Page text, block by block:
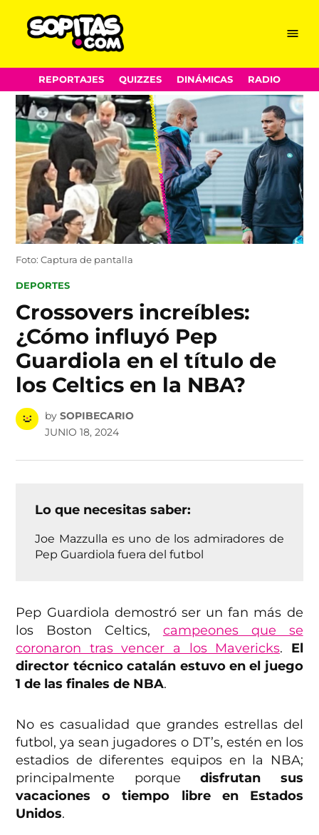
Skip
to
content
Menu
REPORTAJES QUIZZES DINÁMICAS RADIO
Foto: Captura de pantalla
POSTED
DEPORTES
Crossovers increíbles:
¿Cómo influyó Pep
Guardiola en el título de
los Celtics en la NBA?
by SOPIBECARIO
JUNIO 18, 2024
Lo que necesitas saber:
Joe Mazzulla es uno de los admiradores de
Pep Guardiola fuera del futbol
Pep Guardiola demostró ser un fan más de
los Boston Celtics, campeones que se
coronaron tras vencer a los Mavericks. El
director técnico catalán estuvo en el juego
1 de las finales de NBA.
No es casualidad que grandes estrellas del
futbol, ya sean jugadores o DT’s, estén en los
estadios de diferentes equipos en la NBA;
principalmente porquedisfrutan sus
vacaciones o tiempo libre en Estados
Unidos.